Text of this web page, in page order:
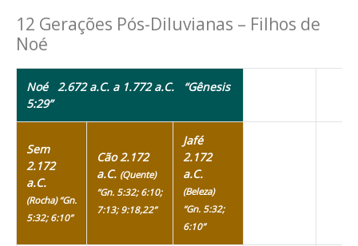
12 Gerações Pós-Diluvianas – Filhos de
Noé
Noé 2.672 a.C. a 1.772 a.C.
“Gênesis
5:29”
Sem
2.172
a.C.
(Rocha) “Gn.
5:32; 6:10”
Cão 2.172
a.C. (Quente)
“Gn. 5:32; 6:10;
7:13; 9:18,22”
Jafé
2.172
a.C.
(Beleza)
“Gn. 5:32;
6:10”